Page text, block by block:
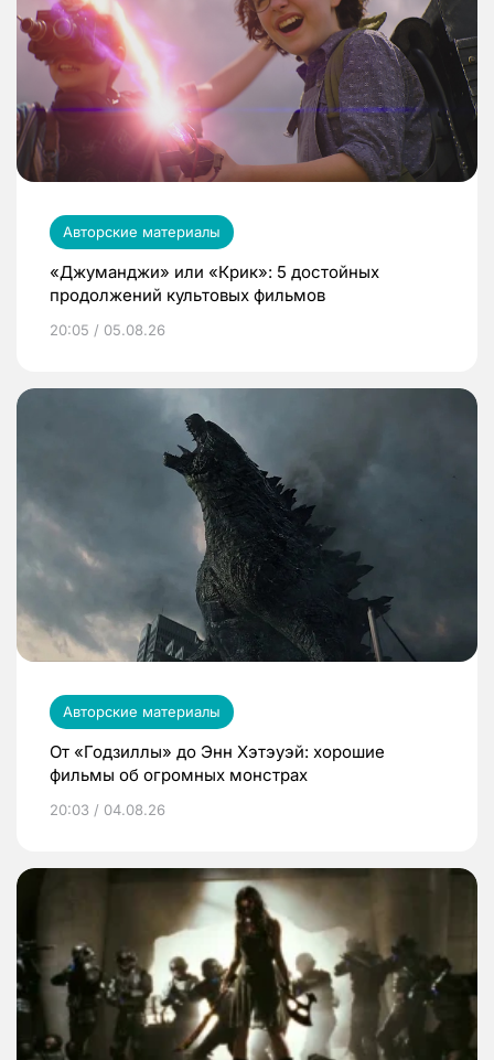
Авторские материалы
«Джуманджи» или «Крик»: 5 достойных
продолжений культовых фильмов
20:05 / 05.08.26
Авторские материалы
От «Годзиллы» до Энн Хэтэуэй: хорошие
фильмы об огромных монстрах
20:03 / 04.08.26